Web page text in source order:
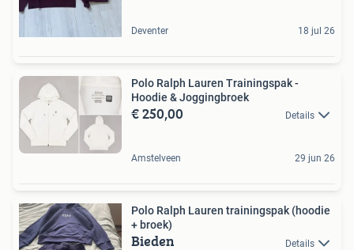
Deventer 18 jul 26
Polo Ralph Lauren Trainingspak -
Hoodie & Joggingbroek
€ 250,00 Details
Amstelveen 29 jun 26
Polo Ralph Lauren trainingspak (hoodie
+ broek)
Bieden Details